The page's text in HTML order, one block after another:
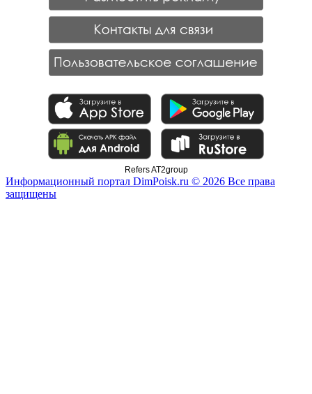
Refers AT2group
Информационный портал DimPoisk.ru © 2026 Все права
защищены